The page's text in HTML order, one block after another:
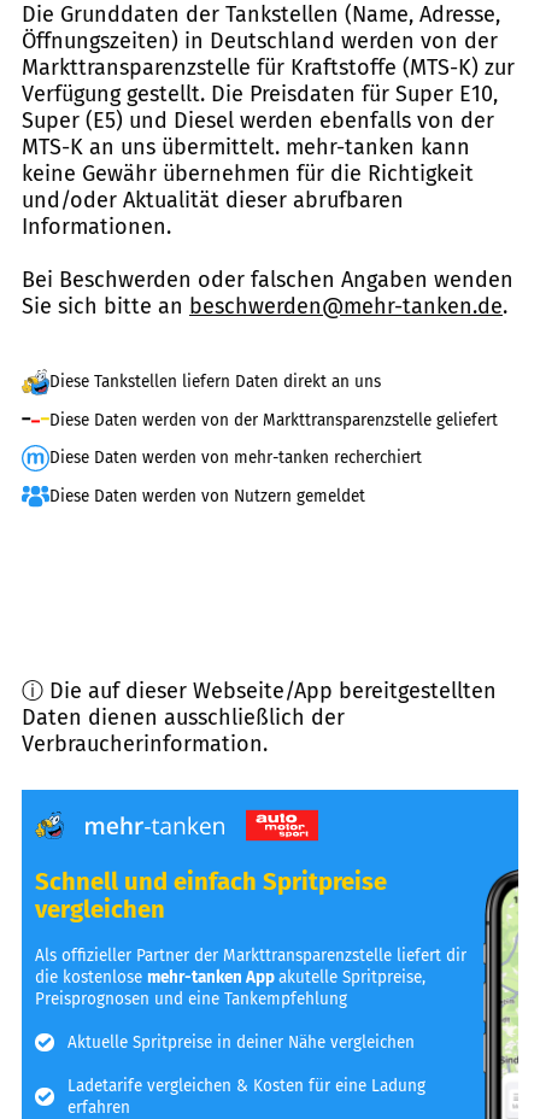
Die Grunddaten der Tankstellen (Name, Adresse,
Öffnungszeiten) in Deutschland werden von der
Markttransparenzstelle für Kraftstoffe (MTS-K) zur
Verfügung gestellt. Die Preisdaten für Super E10,
Super (E5) und Diesel werden ebenfalls von der
MTS-K an uns übermittelt. mehr-tanken kann
keine Gewähr übernehmen für die Richtigkeit
und/oder Aktualität dieser abrufbaren
Informationen.
Bei Beschwerden oder falschen Angaben wenden
Sie sich bitte an beschwerden@mehr-tanken.de.
Diese Tankstellen liefern Daten direkt an uns
Diese Daten werden von der Markttransparenzstelle geliefert
Diese Daten werden von mehr-tanken recherchiert
Diese Daten werden von Nutzern gemeldet
ⓘ Die auf dieser Webseite/App bereitgestellten
Daten dienen ausschließlich der
Verbraucherinformation.
Schnell und einfach Spritpreise
vergleichen
Als offizieller Partner der Markttransparenzstelle liefert dir
die kostenlosemehr-tanken Appakutelle Spritpreise,
Preisprognosen und eine Tankempfehlung
Aktuelle Spritpreise in deiner Nähe vergleichen
Ladetarife vergleichen & Kosten für eine Ladung
erfahren